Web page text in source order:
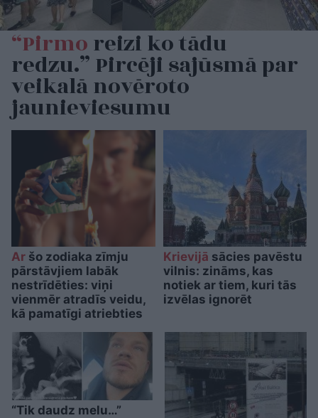
“Pirmoreizi ko tādu
redzu.” Pircēji sajūsmā par
veikalā novēroto
jaunieviesumu
Ar šo zodiaka zīmju
pārstāvjiem labāk
nestrīdēties: viņi
vienmēr atradīs veidu,
kā pamatīgi atriebties
Krievijā sācies pavēstu
vilnis: zināms, kas
notiek ar tiem, kuri tās
izvēlas ignorēt
“Tik daudz melu…”